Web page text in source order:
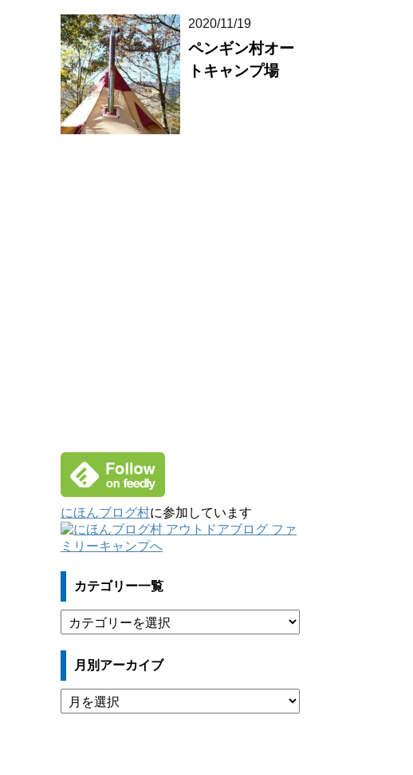
2020/11/19
ペンギン村オー
トキャンプ場
にほんブログ村に参加しています
カテゴリー一覧
テ
ゴ
ー
一
覧
月別アーカイブ
月
別